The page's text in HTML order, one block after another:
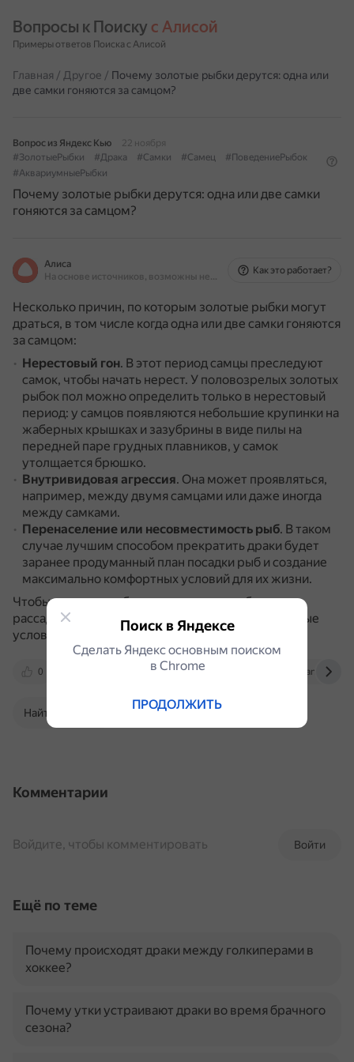
Вопросы к Поиску с Алисой
Примеры ответов Поиска с Алисой
Главная / Другое / Почему золотые рыбки дерутся: одна или
две самки гоняются за самцом?
Вопрос из Яндекс Кью
22 ноября
#ЗолотыеРыбки
#Драка #Самки #Самец
#ПоведениеРыбок
#АквариумныеРыбки
Почему золотые рыбки дерутся: одна или две самки
гоняются за самцом?
Алиса
На основе источников, возможны неточности
Как это работает?
Несколько причин, по которым золотые рыбки могут
драться, в том числе когда одна или две самки гоняются
за самцом:
Нерестовый гон. В этот период самцы преследуют
самок, чтобы начать нерест. У половозрелых золотых
рыбок пол можно определить только в нерестовый
период: у самцов появляются небольшие крупинки на
жаберных крышках и зазубрины в виде пилы на
передней паре грудных плавников, у самок
утолщается брюшко.
Внутривидовая агрессия. Она может проявляться,
например, между двумя самцами или даже иногда
между самками.
Перенаселение или несовместимость рыб. В таком
случае лучшим способом прекратить драки будет
заранее продуманный план посадки рыб и создание
максимально комфортных условий для их жизни.
Чтобы решить проблему, можно попробовать
рассадить рыбок на время, обеспечить нормальные
условия жизни.
0 fanfishka.ru yandex.ru
Найти в Поиске
Комментарии
Войти
Войдите, чтобы комментировать
Ещё по теме
Почему происходят драки между голкиперами в
хоккее?
Почему утки устраивают драки во время брачного
сезона?
Поиск в Яндексе
Сделать Яндекс основным поиском
в Сhrome
ПРОДОЛЖИТЬ